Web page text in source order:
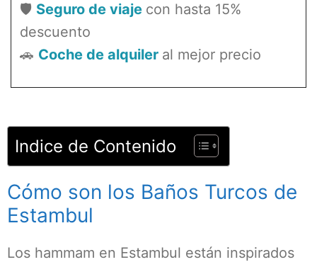
🛡️ Seguro de viaje con hasta 15%
descuento
🚗 Coche de alquiler al mejor precio
Indice de Contenido
Cómo son los Baños Turcos de
Estambul
Los hammam en Estambul están inspirados